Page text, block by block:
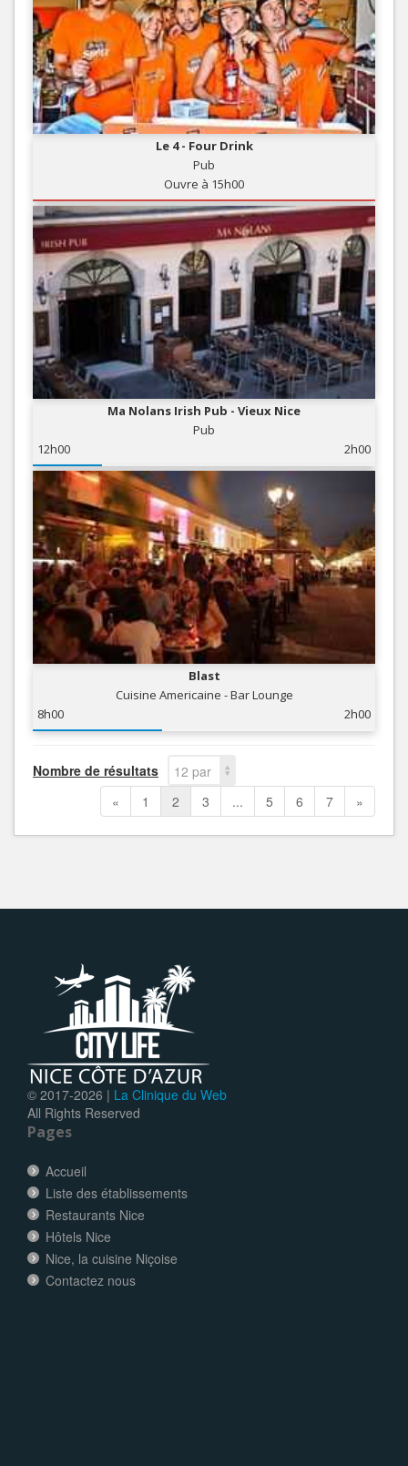
Le 4 - Four Drink
Pub
Ouvre à 15h00
Ma Nolans Irish Pub - Vieux Nice
Pub
12h00
2h00
Blast
Cuisine Americaine - Bar Lounge
8h00
2h00
Nombre de résultats
12 par
page
« 1 2 3 ... 5 6 7 »
© 2017-2026 | La Clinique du Web
All Rights Reserved
Pages
Accueil
Liste des établissements
Restaurants Nice
Hôtels Nice
Nice, la cuisine Niçoise
Contactez nous